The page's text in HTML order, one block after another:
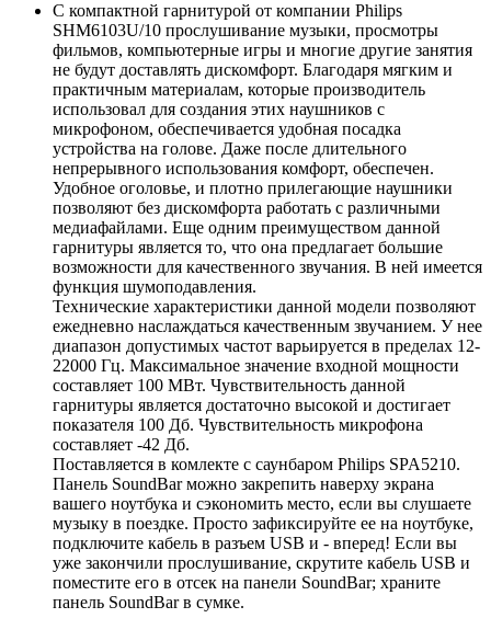
С компактной гарнитурой от компании Philips
SHM6103U/10 прослушивание музыки, просмотры
фильмов, компьютерные игры и многие другие занятия
не будут доставлять дискомфорт. Благодаря мягким и
практичным материалам, которые производитель
использовал для создания этих наушников с
микрофоном, обеспечивается удобная посадка
устройства на голове. Даже после длительного
непрерывного использования комфорт, обеспечен.
Удобное оголовье, и плотно прилегающие наушники
позволяют без дискомфорта работать с различными
медиафайлами. Еще одним преимуществом данной
гарнитуры является то, что она предлагает большие
возможности для качественного звучания. В ней имеется
функция шумоподавления.
Технические характеристики данной модели позволяют
ежедневно наслаждаться качественным звучанием. У нее
диапазон допустимых частот варьируется в пределах 12-
22000 Гц. Максимальное значение входной мощности
составляет 100 МВт. Чувствительность данной
гарнитуры является достаточно высокой и достигает
показателя 100 Дб. Чувствительность микрофона
составляет -42 Дб.
Поставляется в комлекте с саунбаром Philips SPA5210.
Панель SoundBar можно закрепить наверху экрана
вашего ноутбука и сэкономить место, если вы слушаете
музыку в поездке. Просто зафиксируйте ее на ноутбуке,
подключите кабель в разъем USB и - вперед! Если вы
уже закончили прослушивание, скрутите кабель USB и
поместите его в отсек на панели SoundBar; храните
панель SoundBar в сумке.